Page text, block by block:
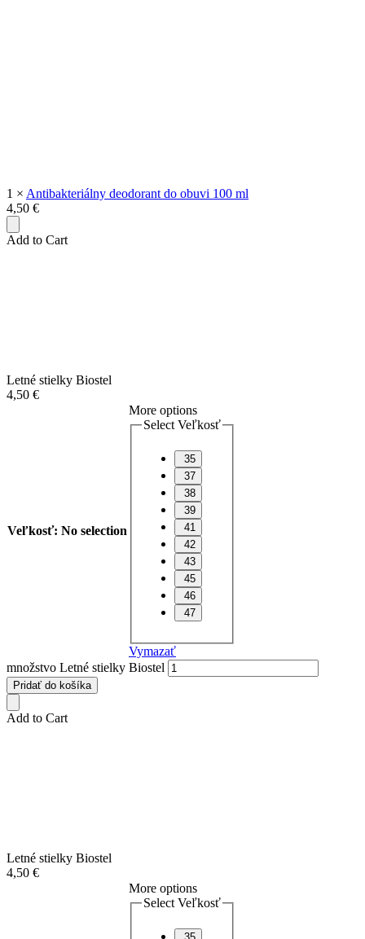
1 × Antibakteriálny deodorant do obuvi 100 ml
4,50 €
Add to Cart
Letné stielky Biostel
4,50 €
Veľkosť: No selection
More options
Select Veľkosť
35
37
38
39
41
42
43
45
46
47
Vymazať
množstvo Letné stielky Biostel
Pridať do košíka
Add to Cart
Letné stielky Biostel
4,50 €
More options
Select Veľkosť